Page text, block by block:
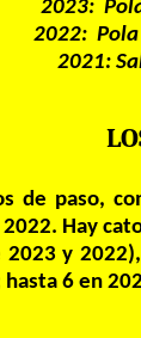
2023:
2022: Pola
2021:
de paso,
Hay
2023 y
6 en